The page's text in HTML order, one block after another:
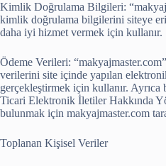
Kimlik Doğrulama Bilgileri:
kimlik doğrulama bilgilerini siteye
daha iyi hizmet vermek için kullanır.
Ödeme Verileri:
verilerini site içinde yapılan
gerçekleştirmek için kullanır.
Ticari Elektronik İletiler Hakkında
bulunmak için makyajmaster.com
Toplanan Kişisel Veriler